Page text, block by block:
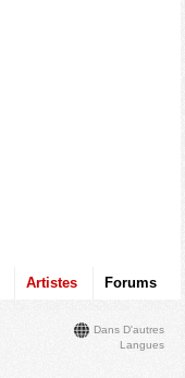
Artistes Forums
Dans D'autres
Langues